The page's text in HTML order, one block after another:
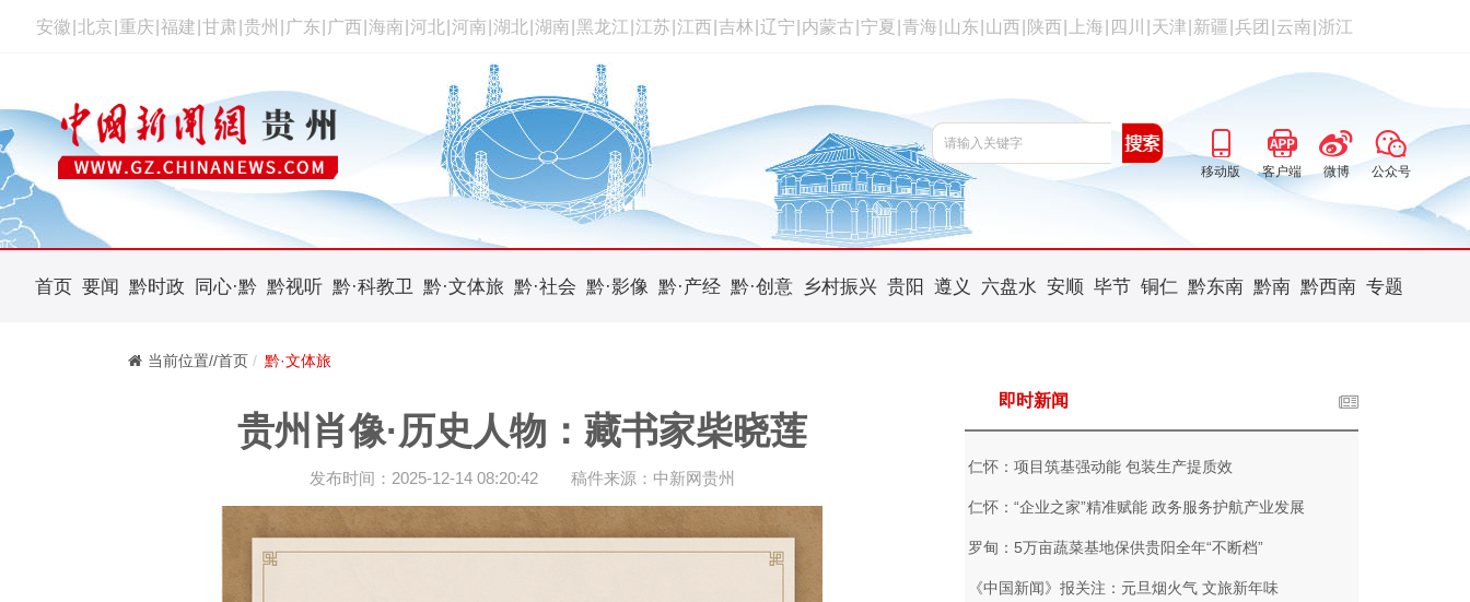
安徽 北京 重庆 福建 甘肃 贵州 广东 广西 海南 河北 河南 湖北 湖南 黑龙江 江苏 江西 吉林 辽宁 内蒙古 宁夏 青海 山东 山西 陕西 上海 四川 天津 新疆 兵团 云南 浙江
移动版 客户端 微博 公众号
首页 要闻 黔时政 同心·黔 黔视听 黔·科教卫 黔·文体旅 黔·社会 黔·影像 黔·产经 黔·创意 乡村振兴 贵阳 遵义 六盘水 安顺 毕节 铜仁 黔东南 黔南 黔西南 专题
当前位置//首页 黔·文体旅
贵州肖像·历史人物：藏书家柴晓莲
发布时间：2025-12-14 08:20:42 稿件来源：中新网贵州
即时新闻
仁怀：项目筑基强动能 包装生产提质效
仁怀：“企业之家”精准赋能 政务服务护航产业发展
罗甸：5万亩蔬菜基地保供贵阳全年“不断档”
《中国新闻》报关注：元旦烟火气 文旅新年味